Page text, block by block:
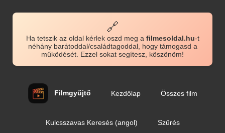
🔗
Ha tetszik az oldal kérlek oszd meg a filmesoldal.hu-t
néhány barátoddal/családtagoddal, hogy támogasd a
működését. Ezzel sokat segítesz, köszönöm!
Filmgyűjtő Kezdőlap Összes film
Kulcsszavas Keresés (angol) Szűrés